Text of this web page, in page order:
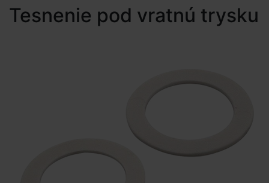
Tesnenie pod vratnú trysku